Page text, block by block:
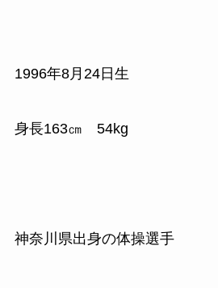
1996年8月 24日生
身長163㎝ 54kg
神奈川県出身の体操選手